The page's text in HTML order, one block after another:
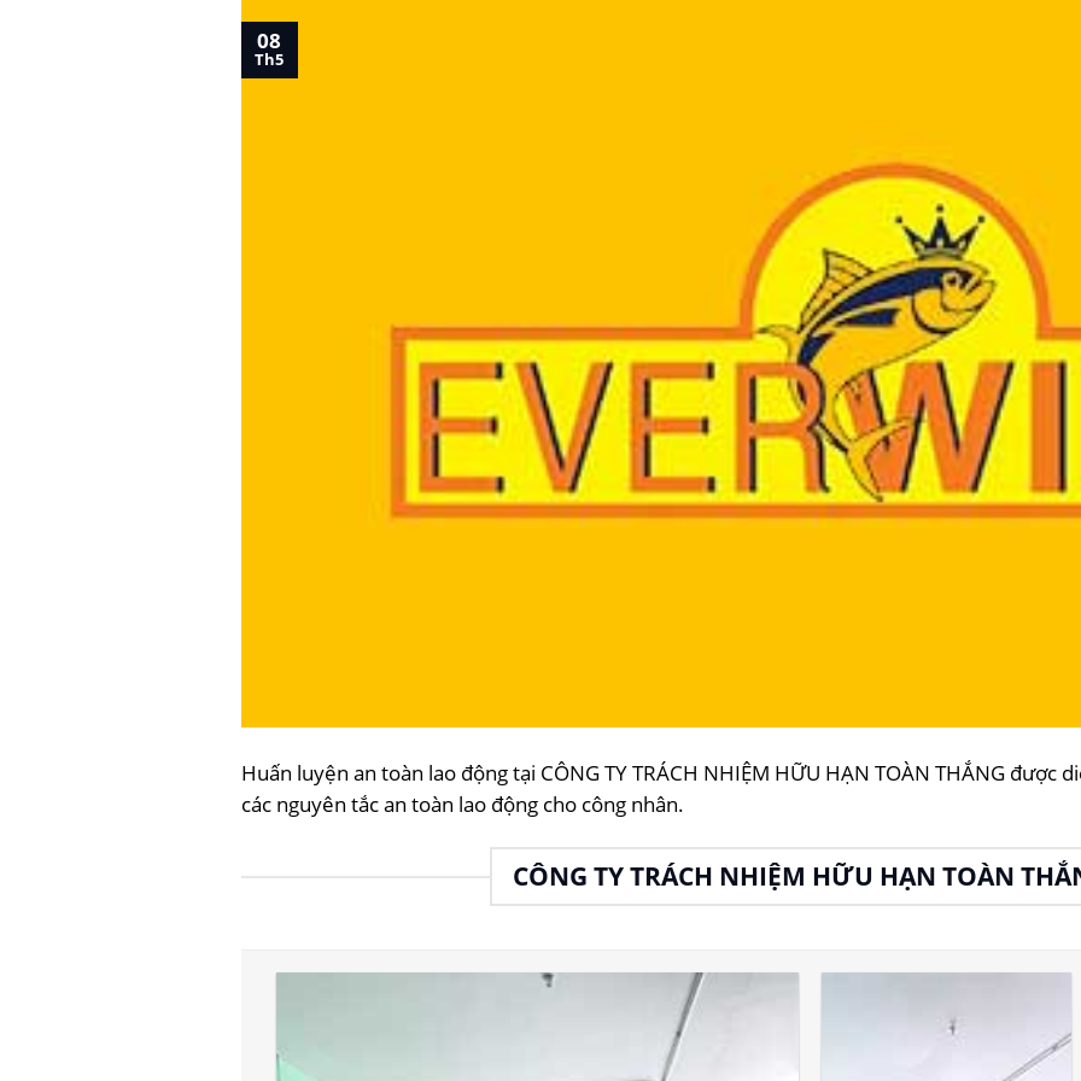
08
Th5
Huấn luyện an toàn lao động tại CÔNG TY TRÁCH NHIỆM HỮU HẠN TOÀN THẮNG được
các nguyên tắc an toàn lao động cho công nhân.
CÔNG TY TRÁCH NHIỆM HỮU HẠN TOÀN